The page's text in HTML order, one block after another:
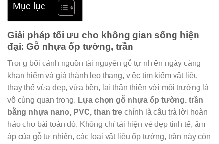
Mục lục
Giải pháp tối ưu cho không gian sống hiện
đại: Gỗ nhựa ốp tường, trần
Trong bối cảnh nguồn tài nguyên gỗ tự nhiên ngày càng
khan hiếm và giá thành leo thang, việc tìm kiếm vật liệu
thay thế vừa đẹp, vừa bền, lại thân thiện với môi trường là
vô cùng quan trọng. Lựa chọn gỗ nhựa ốp tường, trần
bằng nhựa nano, PVC, than tre chính là câu trả lời hoàn
hảo cho bài toán đó. Không chỉ tái hiện vẻ đẹp tinh tế, ấm
áp của gỗ tự nhiên, các loại vật liệu ốp tường, trần này còn